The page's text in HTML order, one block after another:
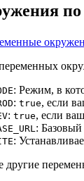
: Режим, в
: true, если
: true, если
: Базовый
:
другие